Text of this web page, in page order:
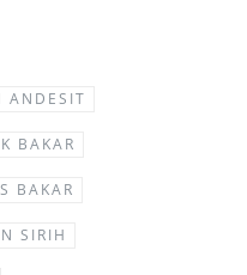
ANDESIT
BAKAR
BAKAR
SIRIH